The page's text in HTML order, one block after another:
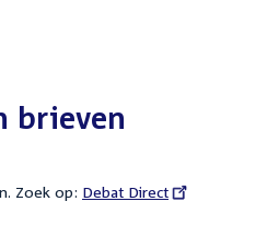
brieven
Zoek op: External
Debat Direct